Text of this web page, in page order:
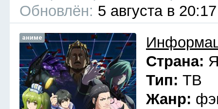
Обновлён: 5 августа в 20:17
аниме
Страна:
Тип: ТВ
Жанр: